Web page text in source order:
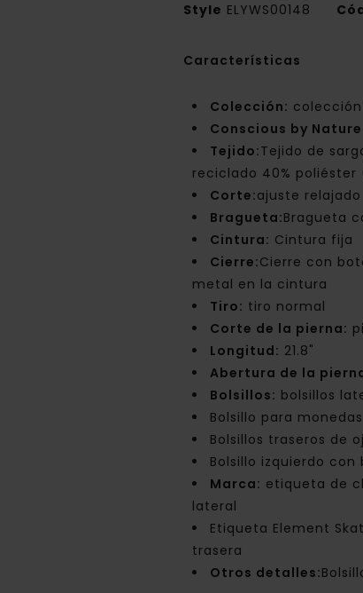
Style ELYWS00148
Características
Colección:
Conscious by
Tejido:Tejido de
reciclado 40%
Corte:ajuste relajado
Bragueta:Bragueta
Cintura: Cintura fija
Cierre:Cierre con
metal en la cintura
Tiro: tiro normal
Corte de la pierna:
Longitud: 21.8"
Abertura de la
Bolsillos: bolsillos
Bolsillo para monedas
Bolsillos traseros de
Bolsillo izquierdo con
Marca: etiqueta de
lateral
Etiqueta Element
trasera
Otros detalles: